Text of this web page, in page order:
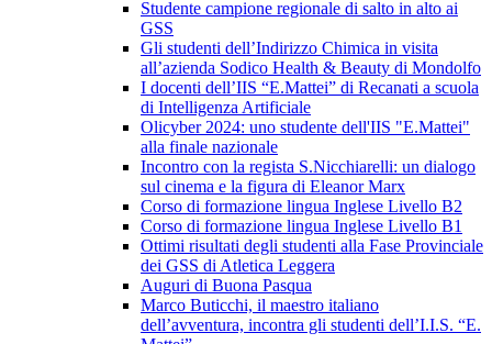
Studente campione regionale di salto in alto ai
GSS
Gli studenti dell’Indirizzo Chimica in visita
all’azienda Sodico Health & Beauty di Mondolfo
I docenti dell’IIS “E.Mattei” di Recanati a scuola
di Intelligenza Artificiale
Olicyber 2024: uno studente dell'IIS "E.Mattei"
alla finale nazionale
Incontro con la regista S.Nicchiarelli: un dialogo
sul cinema e la figura di Eleanor Marx
Corso di formazione lingua Inglese Livello B2
Corso di formazione lingua Inglese Livello B1
Ottimi risultati degli studenti alla Fase Provinciale
dei GSS di Atletica Leggera
Auguri di Buona Pasqua
Marco Buticchi, il maestro italiano
dell’avventura, incontra gli studenti dell’I.I.S. “E.